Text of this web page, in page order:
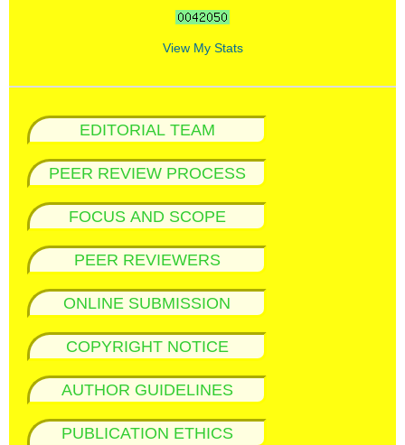
View My Stats
EDITORIAL TEAM
PEER REVIEW PROCESS
FOCUS AND SCOPE
PEER REVIEWERS
ONLINE SUBMISSION
COPYRIGHT NOTICE
AUTHOR GUIDELINES
PUBLICATION ETHICS